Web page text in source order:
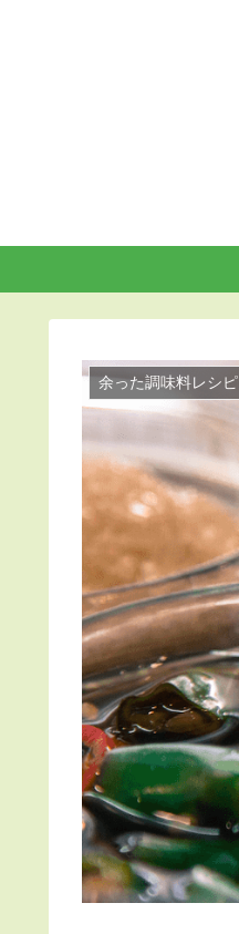
余った調味料レシピ